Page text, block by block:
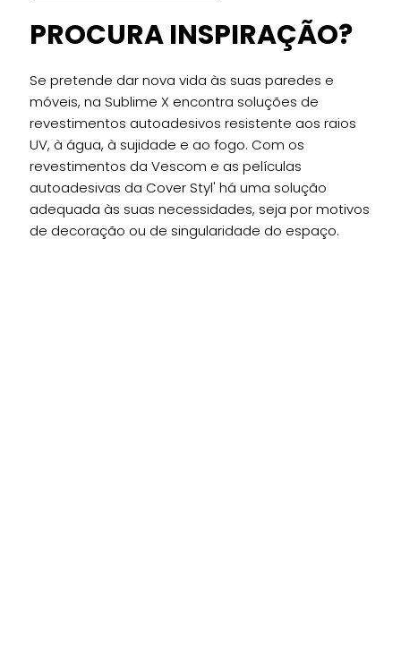
PROCURA INSPIRAÇÃO?
Se pretende dar nova vida às suas paredes e
móveis, na Sublime X encontra soluções de
revestimentos autoadesivos resistente aos raios
UV, à água, à sujidade e ao fogo. Com os
revestimentos da Vescom e as películas
autoadesivas da Cover Styl' há uma solução
adequada às suas necessidades, seja por motivos
de decoração ou de singularidade do espaço.